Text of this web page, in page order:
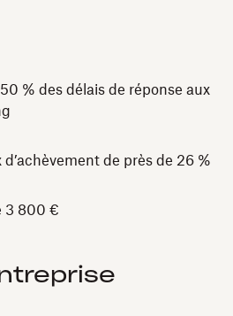
% des délais de réponse aux
de près de 26 %
3 800 €